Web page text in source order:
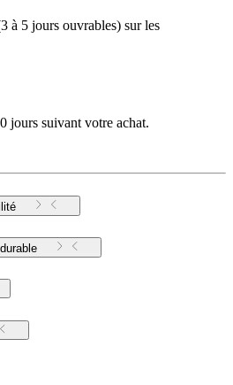
à 5 jours ouvrables) sur les
jours suivant votre achat.